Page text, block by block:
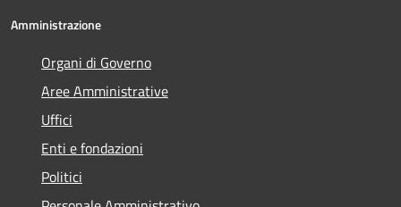
Amministrazione
Organi di Governo
Aree Amministrative
Uffici
Enti e fondazioni
Politici